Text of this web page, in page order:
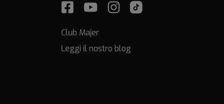
Club Majer
Leggi il nostro blog